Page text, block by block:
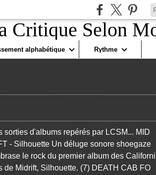
alphabétique Rythme
sorties d'albums repérés par LCSM... MID
- Silhouette Un déluge sonore shoegaze
le rock du premier album des Californi
de Midrift, Silhouette. (7) DEATH CAB FO